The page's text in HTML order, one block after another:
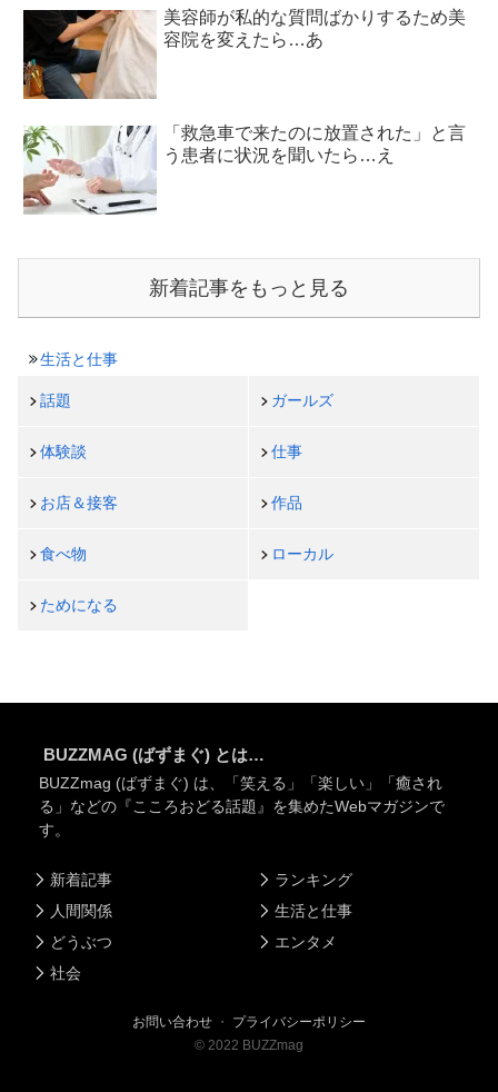
美容師が私的な質問ばかりするため美
容院を変えたら…あ
「救急車で来たのに放置された」と言
う患者に状況を聞いたら…え
新着記事をもっと見る
生活と仕事
話題 ガールズ
体験談 仕事
お店＆接客 作品
食べ物 ローカル
ためになる
BUZZMAG (ばずまぐ) とは…
BUZZmag (ばずまぐ) は、「笑える」「楽しい」「癒され
る」などの『こころおどる話題』を集めたWebマガジンで
す。
新着記事
人間関係
どうぶつ
社会
ランキング
生活と仕事
エンタメ
お問い合わせ ・ プライバシーポリシー
© 2022 BUZZmag